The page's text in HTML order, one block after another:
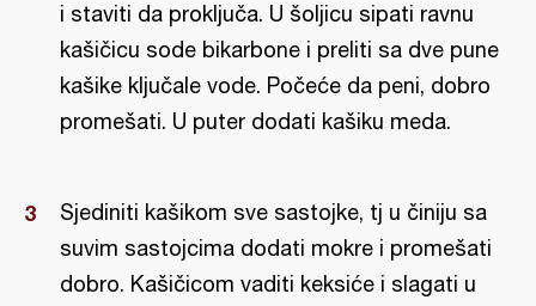
i staviti da proključa. U šoljicu sipati ravnu
kašičicu sode bikarbone i preliti sa dve pune
kašike ključale vode. Počeće da peni, dobro
promešati. U puter dodati kašiku meda.
Sjediniti kašikom sve sastojke, tj u činiju sa
suvim sastojcima dodati mokre i promešati
dobro. Kašičicom vaditi keksiće i slagati u